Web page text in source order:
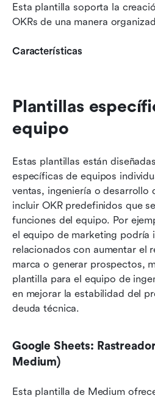
Esta plantilla soporta la
OKRs de una manera
Características
Plantillas
equipo
Estas plantillas están
específicas de equipos
ventas, ingeniería o desarrollo
incluir OKR predefinidos que
funciones del equipo. Por
el equipo de marketing podría
relacionados con aumentar el
marca o generar prospectos,
plantilla para el equipo de
en mejorar la estabilidad del
deuda técnica.
Google Sheets:
Medium)
Esta plantilla de Medium